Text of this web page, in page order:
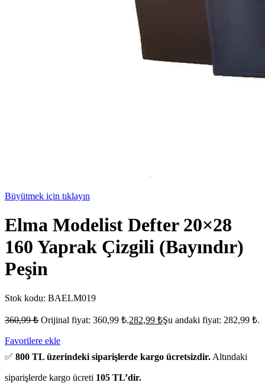
Büyütmek için tıklayın
Elma Modelist Defter 20×28
160 Yaprak Çizgili (Bayındır)
Peşin
Stok kodu: BAELM019
360,99₺ Orijinal fiyat: 360,99 ₺.282,99 ₺Şu andaki fiyat: 282,99 ₺.
Favorilere ekle
✅ 800 TL üzerindeki siparişlerde kargo ücretsizdir. Altındaki
siparişlerde kargo ücreti 105 TL’dir.